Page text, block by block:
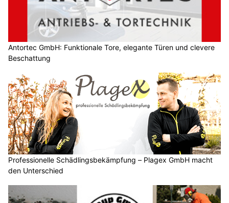
Antortec GmbH: Funktionale Tore, elegante Türen und clevere
Beschattung
Professionelle Schädlingsbekämpfung – Plagex GmbH macht
den Unterschied